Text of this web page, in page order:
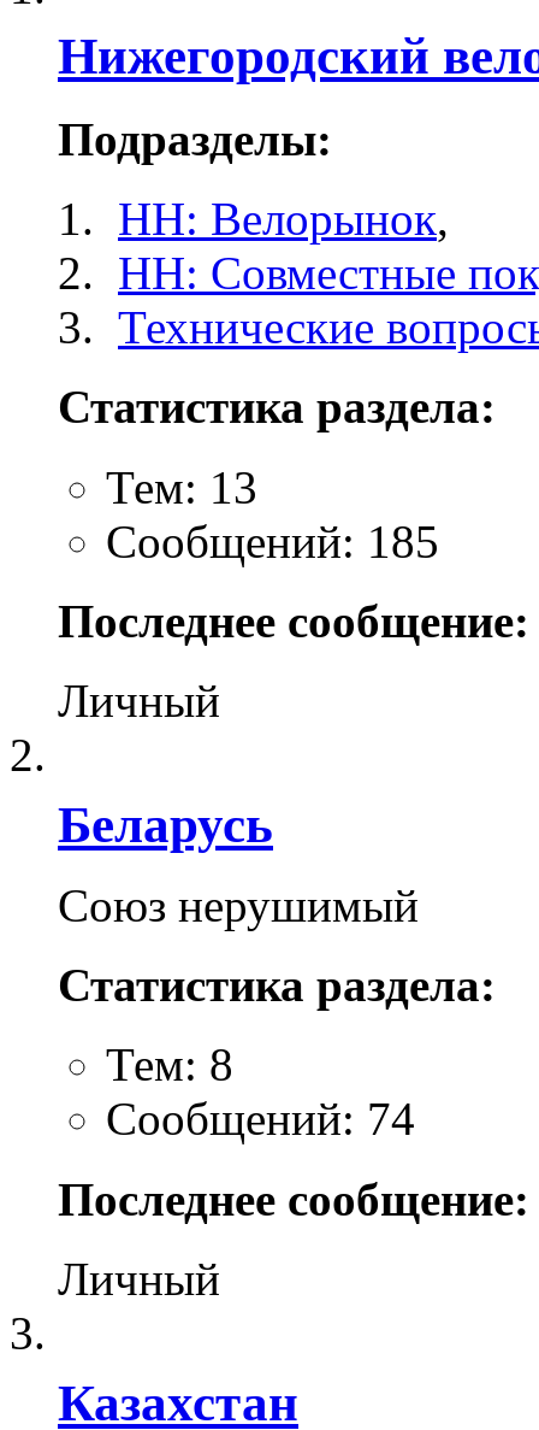
Нижегородский
Подразделы:
НН: Велорынок,
НН: Совместные
Технические
Статистика раздела:
Тем: 13
Сообщений: 185
Последнее сообщение:
Личный
Беларусь
Союз нерушимый
Статистика раздела:
Тем: 8
Сообщений: 74
Последнее сообщение:
Личный
Казахстан